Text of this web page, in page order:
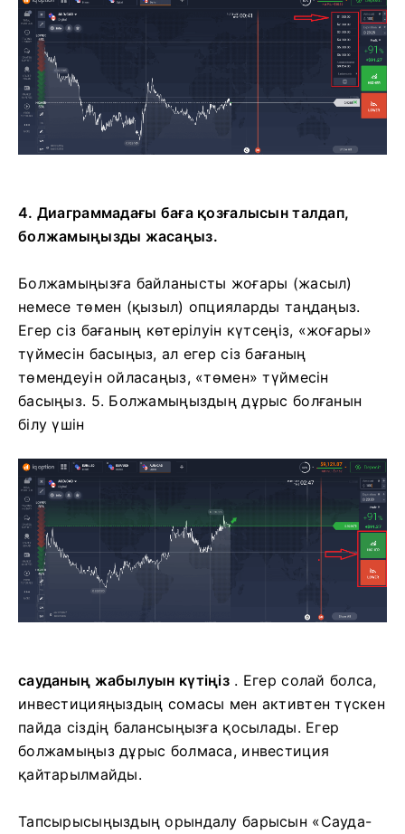
4. Диаграммадағы баға қозғалысын талдап,
болжамыңызды жасаңыз.
Болжамыңызға байланысты жоғары (жасыл)
немесе төмен (қызыл) опцияларды таңдаңыз.
Егер сіз бағаның көтерілуін күтсеңіз, «жоғары»
түймесін басыңыз, ал егер сіз бағаның
төмендеуін ойласаңыз, «төмен» түймесін
басыңыз. 5. Болжамыңыздың дұрыс болғанын
білу үшін
сауданың жабылуын күтіңіз . Егер солай болса,
инвестицияңыздың сомасы мен активтен түскен
пайда сіздің балансыңызға қосылады. Егер
болжамыңыз дұрыс болмаса, инвестиция
қайтарылмайды.
Тапсырысыңыздың орындалу барысын «Сауда-